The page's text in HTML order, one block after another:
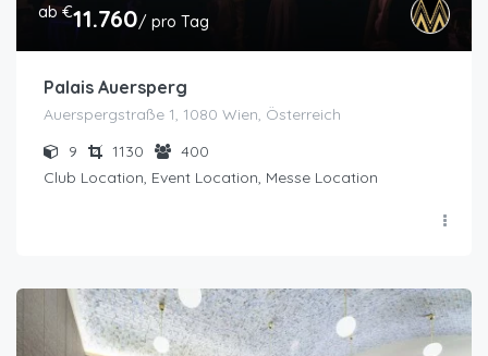
ab €11.760/ pro Tag
Palais Auersperg
Auerspergstraße 1, 1080 Wien, Österreich
9
1130
400
Club Location, Event Location, Messe Location